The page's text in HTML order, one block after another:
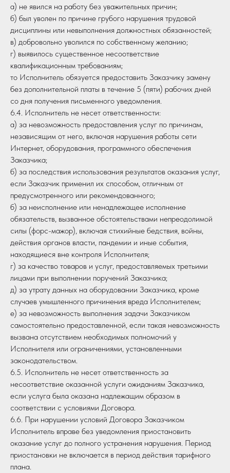
а) не явился на работу без уважительных причин;
б) был уволен по причине грубого нарушения трудовой
дисциплины или невыполнения должностных обязанностей;
в) добровольно уволился по собственному желанию;
г) выявилось существенное несоответствие
квалификационным требованиям;
то Исполнитель обязуется предоставить Заказчику замену
без дополнительной платы в течение 5 (пяти) рабочих дней
со дня получения письменного уведомления.
6.4. Исполнитель не несет ответственности:
а) за невозможность предоставления услуг по причинам,
независящим от него, включая нарушения работы сети
Интернет, оборудования, программного обеспечения
Заказчика;
б) за последствия использования результатов оказания услуг,
если Заказчик применил их способом, отличным от
предусмотренного или рекомендованного;
б) за неисполнение или ненадлежащее исполнение
обязательств, вызванное обстоятельствами непреодолимой
силы (форс-мажор), включая стихийные бедствия, войны,
действия органов власти, пандемии и иные события,
находящиеся вне контроля Исполнителя;
г) за качество товаров и услуг, предоставляемых третьими
лицами при выполнении поручений Заказчика;
д) за утрату данных на оборудовании Заказчика, кроме
случаев умышленного причинения вреда Исполнителем;
е) за невозможность выполнения задачи Заказчиком
самостоятельно предоставленной, если такая невозможность
вызвана отсутствием необходимых полномочий у
Исполнителя или ограничениями, установленными
законодательством.
6.5. Исполнитель не несет ответственность за
несоответствие оказанной услуги ожиданиям Заказчика,
если услуга была оказана надлежащим образом в
соответствии с условиями Договора.
6.6. При нарушении условий Договора Заказчиком
Исполнитель вправе без уведомления приостановить
оказание услуг до полного устранения нарушения. Период
приостановки не включается в период действия тарифного
плана.